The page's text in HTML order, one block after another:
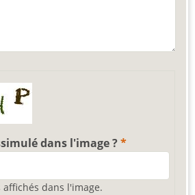
dans l'image ?
dans l'image.